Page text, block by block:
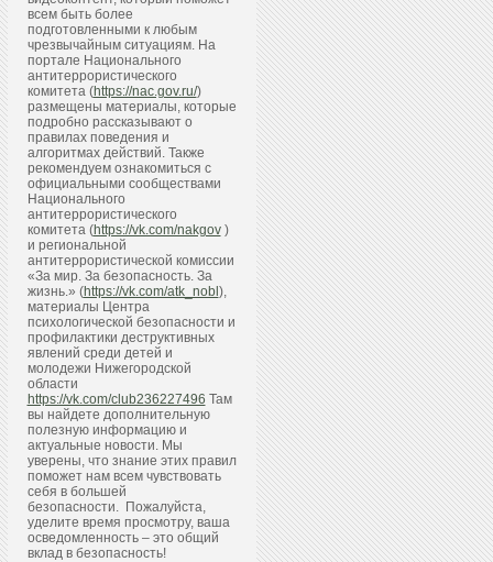
всем быть более
подготовленными к любым
чрезвычайным ситуациям. На
портале Национального
антитеррористического
комитета (https://nac.gov.ru/)
размещены материалы, которые
подробно рассказывают о
правилах поведения и
алгоритмах действий. Также
рекомендуем ознакомиться с
официальными сообществами
Национального
антитеррористического
комитета (https://vk.com/nakgov)
и региональной
антитеррористической комиссии
«За мир. За безопасность. За
жизнь.» (https://vk.com/atk_nobl ),
материалы Центра
психологической безопасности и
профилактики деструктивных
явлений среди детей и
молодежи Нижегородской
области
https://vk.com/club236227496 Там
вы найдете дополнительную
полезную информацию и
актуальные новости. Мы
уверены, что знание этих правил
поможет нам всем чувствовать
себя в большей
безопасности. Пожалуйста,
уделите время просмотру, ваша
осведомленность – это общий
вклад в безопасность!